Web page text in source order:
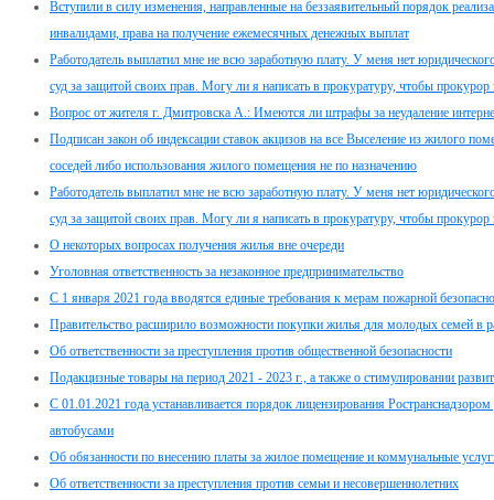
Вступили в силу изменения, направленные на беззаявительный порядок
инвалидами, права на получение ежемесячных денежных выплат
Работодатель выплатил мне не всю заработную плату. У меня нет
суд за защитой своих прав. Могу ли я написать в прокуратуру, чтобы прокурор
Вопрос от жителя г. Дмитровска А.: Имеются ли штрафы за неудаление
Подписан закон об индексации ставок акцизов на все Выселение из жилого
соседей либо использования жилого помещения не по назначению
Работодатель выплатил мне не всю заработную плату. У меня нет
суд за защитой своих прав. Могу ли я написать в прокуратуру, чтобы прокурор
О некоторых вопросах получения жилья вне очереди
Уголовная ответственность за незаконное предпринимательство
С 1 января 2021 года вводятся единые требования к мерам пожарной
Правительство расширило возможности покупки жилья для молодых семей в
Об ответственности за преступления против общественной безопасности
Подакцизные товары на период 2021 - 2023 г., а также о стимулировании
С 01.01.2021 года устанавливается порядок лицензирования
автобусами
Об обязанности по внесению платы за жилое помещение и коммунальные
Об ответственности за преступления против семьи и несовершеннолетних